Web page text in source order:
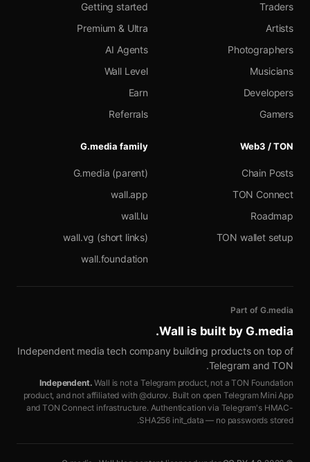
Traders
Artists
Photographers
Musicians
Developers
Gamers
Getting started
Premium & Ultra
AI Agents
Wall Level
Earn
Referrals
Web3 / TON
Chain Posts
TON Connect
Roadmap
TON wallet setup
G.media family
G.media (parent)
wall.app
wall.lu
wall.vg (short links)
wall.foundation
Part of G.media
Wall is built by G.media
.
Independent media tech company building products on top of
Telegram and TON.
Independent. Wall is not a Telegram product, not a TON Foundation
product, and not affiliated with @durov. Built on open Telegram Mini App
and TON Connect infrastructure. Authentication via Telegram's HMAC-
SHA256 init_data — no passwords stored.